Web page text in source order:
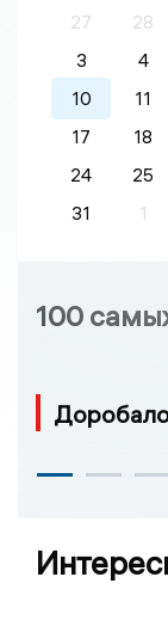
27
28
3
4
10
11
17
18
24
25
31
1
100